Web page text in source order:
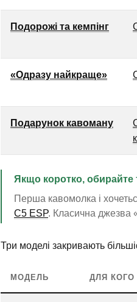
Подорожі та кемпінг
«Одразу найкраще»
Подарунок кавоману
Якщо коротко, обирайте
Перша кавомолка і
C5 ESP. Класична джезва
Три моделі закривають
МОДЕЛЬ ДЛЯ КОГО